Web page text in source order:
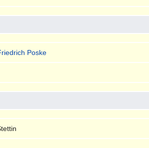
Poske